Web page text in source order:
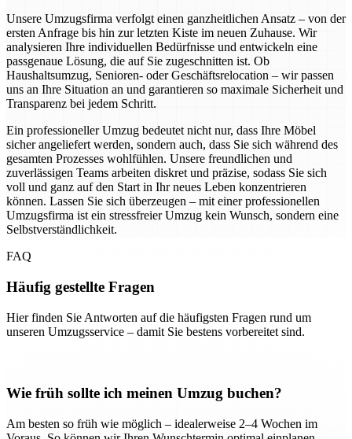
Unsere Umzugsfirma verfolgt einen ganzheitlichen Ansatz – von der
ersten Anfrage bis hin zur letzten Kiste im neuen Zuhause. Wir
analysieren Ihre individuellen Bedürfnisse und entwickeln eine
passgenaue Lösung, die auf Sie zugeschnitten ist. Ob
Haushaltsumzug, Senioren- oder Geschäftsrelocation – wir passen
uns an Ihre Situation an und garantieren so maximale Sicherheit und
Transparenz bei jedem Schritt.
Ein professioneller Umzug bedeutet nicht nur, dass Ihre Möbel
sicher angeliefert werden, sondern auch, dass Sie sich während des
gesamten Prozesses wohlfühlen. Unsere freundlichen und
zuverlässigen Teams arbeiten diskret und präzise, sodass Sie sich
voll und ganz auf den Start in Ihr neues Leben konzentrieren
können. Lassen Sie sich überzeugen – mit einer professionellen
Umzugsfirma ist ein stressfreier Umzug kein Wunsch, sondern eine
Selbstverständlichkeit.
FAQ
Häufig gestellte Fragen
Hier finden Sie Antworten auf die häufigsten Fragen rund um
unseren Umzugsservice – damit Sie bestens vorbereitet sind.
Wie früh sollte ich meinen Umzug buchen?
Am besten so früh wie möglich – idealerweise 2–4 Wochen im